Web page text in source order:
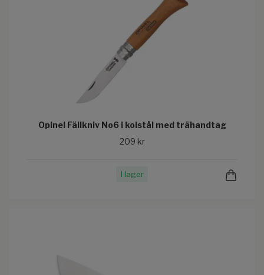
Opinel Fällkniv No6 i kolstål med trähandtag
209 kr
I lager